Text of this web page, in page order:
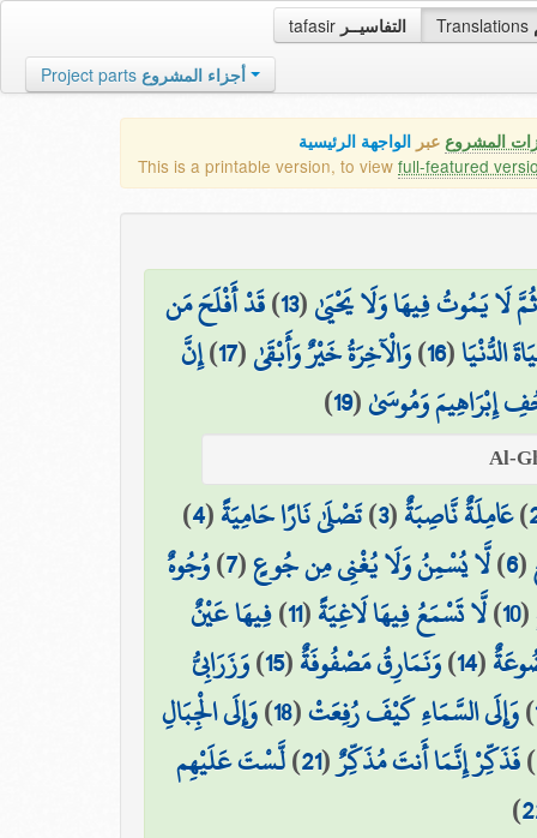
tafasir التفاسيــر Translations
Project parts أجزاء المشروع
المشروع عبر الواجهة الرئيسية
This is a printable version, to view full-featured
ثُمَّ لَا يَمُوتُ فِيهَا وَلَا يَحْيَىٰ(
13
)قَدْ أَفْلَحَ مَن
الدُّنْيَا(
16
)وَالْآخِرَةُ خَيْرٌ وَأَبْقَىٰ(
17
)إِنَّ
إِبْرَاهِيمَ وَمُوسَىٰ(
19
)
)عَامِلَةٌ نَّاصِبَةٌ(
3
)تَصْلَىٰ نَارًا حَامِيَةً(
4
)
(
6
)لَّا يُسْمِنُ وَلَا يُغْنِي مِن جُوعٍ(
7
)وُجُوهٌ
(
10
)لَّا تَسْمَعُ فِيهَا لَاغِيَةً(
11
)فِيهَا عَيْنٌ
(
14
)وَنَمَارِقُ مَصْفُوفَةٌ(
15
)وَزَرَابِيُّ
)وَإِلَى السَّمَاءِ كَيْفَ رُفِعَتْ(
18
)وَإِلَى الْجِبَالِ
)فَذَكِّرْ إِنَّمَا أَنتَ مُذَكِّرٌ(
21
)لَّسْتَ عَلَيْهِم
)